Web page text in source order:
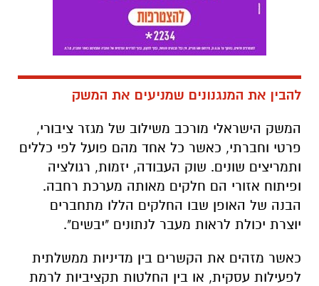
להבין את המנגנונים שמניעים את המשק
המשק הישראלי מורכב משילוב של מגזר ציבורי,
פרטי וחברתי, כאשר כל אחד מהם פועל לפי כללים
ותמריצים שונים. שוק העבודה, יזמות, רגולציה
ופיתוח אזורי הם חלקים מאותה מערכת רחבה.
הבנה של האופן שבו החלקים הללו מתחברים
יוצרת יכולת לראות מעבר לנתונים "יבשים".
כאשר מזהים את הקשרים בין מדיניות ממשלתית
לפעילות עסקית, או בין החלטות תקציביות לרמת